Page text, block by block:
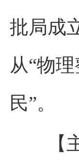
批局成
从“物
民”。
【主